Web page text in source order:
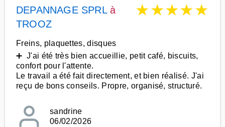
DEPANNAGE SPRLà
TROOZ
★★★★★
Freins, plaquettes, disques
➕ J'ai été très bien accueillie, petit café, biscuits,
confort pour l'attente.
Le travail a été fait directement, et bien réalisé. J'ai
reçu de bons conseils. Propre, organisé, structuré.
sandrine
06/02/2026